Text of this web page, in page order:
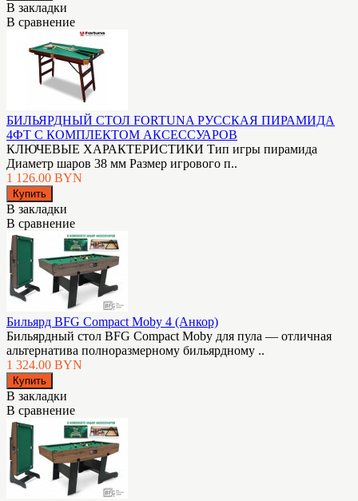
В закладки
В сравнение
БИЛЬЯРДНЫЙ СТОЛ FORTUNA РУССКАЯ ПИРАМИДА
4ФТ С КОМПЛЕКТОМ АКСЕССУАРОВ
КЛЮЧЕВЫЕ ХАРАКТЕРИСТИКИ Тип игры пирамида
Диаметр шаров 38 мм Размер игрового п..
1 126.00 BYN
В закладки
В сравнение
Бильярд BFG Compact Moby 4 (Анкор)
Бильярдный стол BFG Compact Moby для пула — отличная
альтернатива полноразмерному бильярдному ..
1 324.00 BYN
В закладки
В сравнение